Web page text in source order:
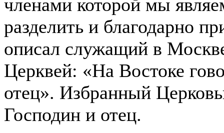
членами которой мы
разделить и благодарно
описал служащий в
Церквей: «На Востоке
отец». Избранный
Господин и отец.